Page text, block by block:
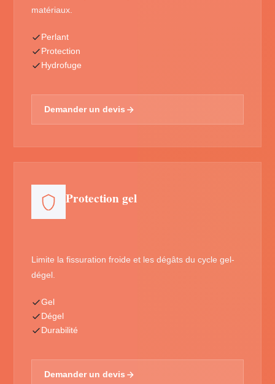
matériaux.
Perlant
Protection
Hydrofuge
Demander un devis
Protection gel
Limite la fissuration froide et les dégâts du cycle gel-
dégel.
Gel
Dégel
Durabilité
Demander un devis